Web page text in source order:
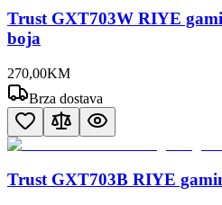
Trust GXT703W RIYE
boja
270,00KM
Brza dostava
Trust GXT703B RIYE